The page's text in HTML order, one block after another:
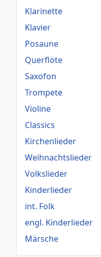
Klarinette
Klavier
Posaune
Querflöte
Saxofon
Trompete
Violine
Classics
Kirchenlieder
Weihnachtslieder
Volkslieder
Kinderlieder
int. Folk
engl. Kinderlieder
Märsche